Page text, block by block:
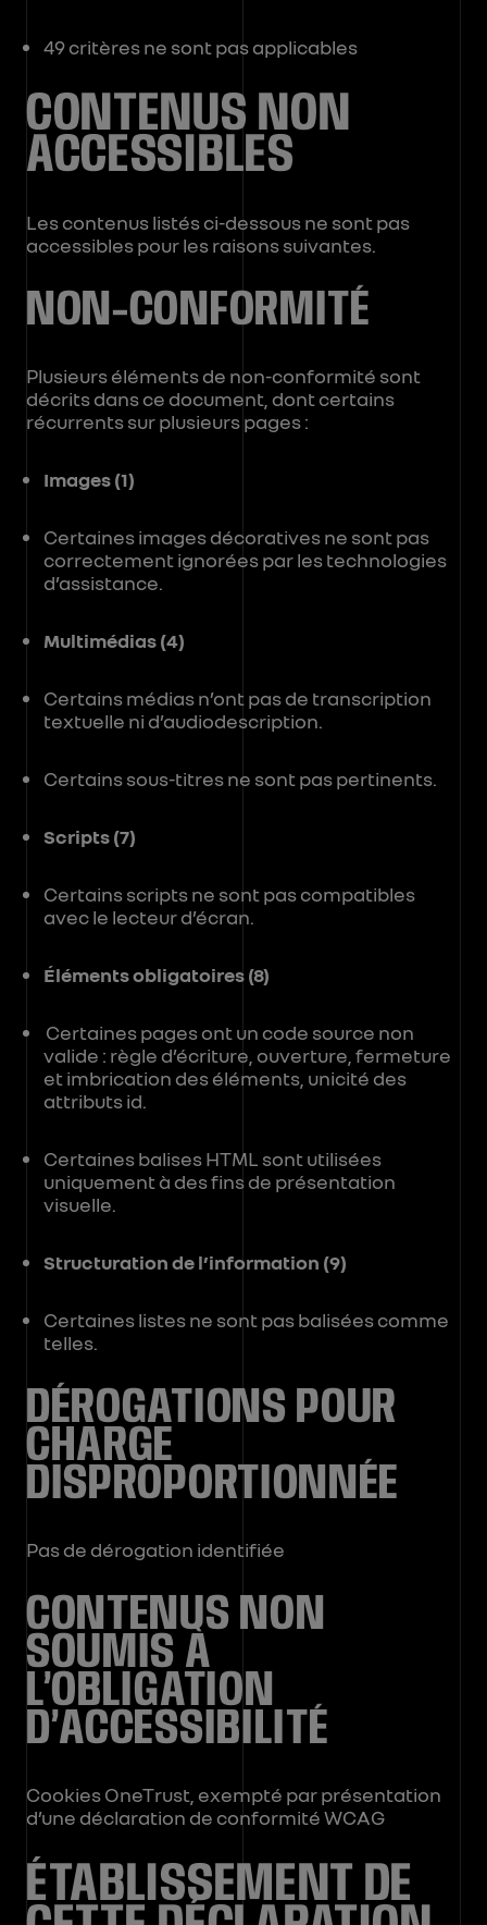
49 critères ne sont pas applicables
CONTENUS NON
ACCESSIBLES
Les contenus listés ci-dessous ne sont pas
accessibles pour les raisons suivantes.
NON-CONFORMITÉ
Plusieurs éléments de non-conformité sont
décrits dans ce document, dont certains
récurrents sur plusieurs pages :
Images (1)
Certaines images décoratives ne sont pas
correctement ignorées par les technologies
d’assistance.
Multimédias (4)
Certains médias n’ont pas de transcription
textuelle ni d’audiodescription.
Certains sous-titres ne sont pas pertinents.
Scripts (7)
Certains scripts ne sont pas compatibles
avec le lecteur d’écran.
Éléments obligatoires (8)
Certaines pages ont un code source non
valide : règle d’écriture, ouverture, fermeture
et imbrication des éléments, unicité des
attributs id.
Certaines balises HTML sont utilisées
uniquement à des fins de présentation
visuelle.
Structuration de l’information (9)
Certaines listes ne sont pas balisées comme
telles.
DÉROGATIONS POUR
CHARGE
DISPROPORTIONNÉE
Pas de dérogation identifiée
CONTENUS NON
SOUMIS À
L’OBLIGATION
D’ACCESSIBILITÉ
Cookies OneTrust, exempté par présentation
d’une déclaration de conformité WCAG
ÉTABLISSEMENT DE